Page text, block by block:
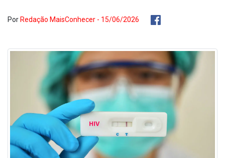
Por Redação MaisConhecer - 15/06/2026